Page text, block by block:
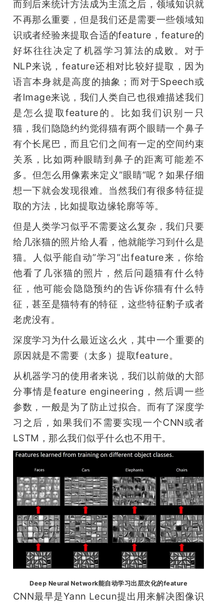
而到后来统计方法成为主流之后，领域知识就
不再那么重要，但是我们还是需要一些领域知
识或者经验来提取合适的feature，feature的
好坏往往决定了机器学习算法的成败。对于
NLP来说，feature还相对比较好提取，因为
语言本身就是高度的抽象；而对于Speech或
者Image来说，我们人类自己也很难描述我们
是怎么提取feature的。比如我们识别一只
猫，我们隐隐约约觉得猫有两个眼睛一个鼻子
有个长尾巴，而且它们之间有一定的空间约束
关系，比如两种眼睛到鼻子的距离可能差不
多。但怎么用像素来定义”眼睛“呢？如果仔细
想一下就会发现很难。当然我们有很多特征提
取的方法，比如提取边缘轮廓等等。
但是人类学习似乎不需要这么复杂，我们只要
给几张猫的照片给人看，他就能学习到什么是
猫。人似乎能自动”学习“出feature来，你给
他看了几张猫的照片，然后问题猫有什么特
征，他可能会隐隐预约的告诉你猫有什么特
征，甚至是猫特有的特征，这些特征豹子或者
老虎没有。
深度学习为什么最近这么火，其中一个重要的
原因就是不需要（太多）提取feature。
从机器学习的使用者来说，我们以前做的大部
分事情是feature engineering，然后调一些
参数，一般是为了防止过拟合。而有了深度学
习之后，如果我们不需要实现一个CNN或者
LSTM，那么我们似乎什么也不用干。
Deep Neural Network能自动学习出层次化的feature
CNN最早是Yann Lecun提出用来解决图像识